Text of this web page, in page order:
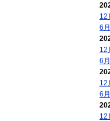
12
6月
12
6月
12
6月
12